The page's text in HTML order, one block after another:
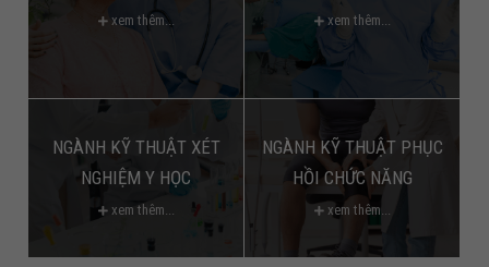
xem thêm... xem thêm...
NGÀNH KỸ THUẬT XÉT
NGHIỆM Y HỌC
xem thêm...
NGÀNH KỸ THUẬT PHỤC
HỒI CHỨC NĂNG
xem thêm...